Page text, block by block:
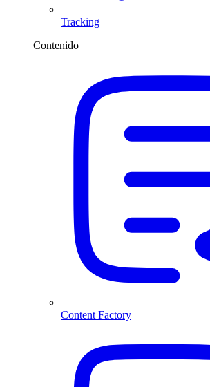
Tracking
Contenido
Content Factory